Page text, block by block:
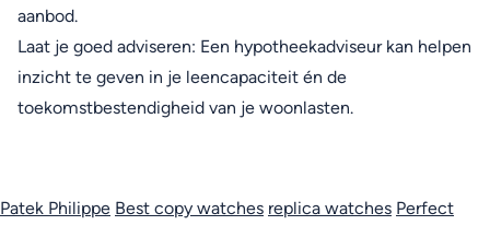
aanbod.
Laat je goed adviseren: Een hypotheekadviseur kan helpen
inzicht te geven in je leencapaciteit én de
toekomstbestendigheid van je woonlasten.
Patek Philippe Best copy watches replica watches Perfect